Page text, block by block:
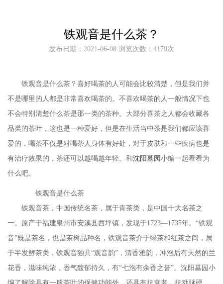
铁观音是什么茶？
发布日期：2021-06-08 浏览次数：4179次
铁观音是什么茶？喜好喝茶的人可能会比较清楚，但是我们并
不是哪里的人都是非常喜欢喝茶的。不喜欢喝茶的人一般情况下也
不会特别清楚什么茶是那一类的茶种。大部分喜茶之人都会收藏各
品类的茶叶，这也是一种爱好，但是在生活当中茶是我们都应该喜
爱的，喝茶不仅是对喝茶人身体有好处，对于皮肤和一些疾病也是
有治疗效果的，茶还可以越喝越年轻。和沈阳墓园 小编一起看看为
什么吧。
铁观音是什么茶
铁观音茶，中国传统名茶，属于青茶类，是中国十大名茶之
一。原产于福建泉州市安溪县西坪镇，发现于1723—1735年。“铁观
音”既是茶名，也是茶树品种名，铁观音茶介于绿茶和红茶之间，属
于半发酵茶类，铁观音独具“观音韵”，清香雅韵，冲泡后有天然的兰
花香，滋味纯浓，香气馥郁持久，有“七泡有余香之誉”。沈阳墓园小